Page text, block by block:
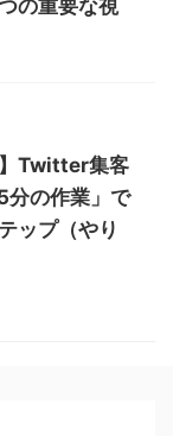
の重要な視
】Twitter集客
分の作業」で
ップ（やり